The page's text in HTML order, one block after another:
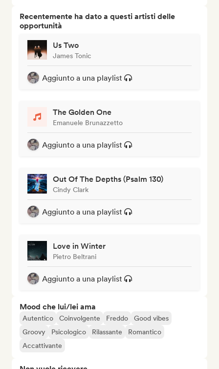
Recentemente ha dato a questi artisti delle
opportunità
Us Two
James Tonic
Aggiunto a una playlist
The Golden One
Emanuele Brunazzetto
Aggiunto a una playlist
Out Of The Depths (Psalm 130)
Cindy Clark
Aggiunto a una playlist
Love in Winter
Pietro Beltrani
Aggiunto a una playlist
Mood che lui/lei ama
Autentico Coinvolgente Freddo
Good vibes
Groovy
Psicologico Rilassante
Romantico
Accattivante